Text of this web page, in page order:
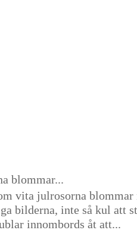
blommar...
vita julrosorna blommar
bilderna, inte så kul att
innombords åt att...